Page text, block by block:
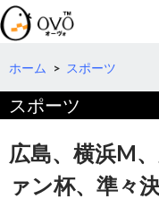
検
索
コ
テ
へ
動
ホーム > スポーツ
スポーツ
広島、横浜M
ァン杯、準々